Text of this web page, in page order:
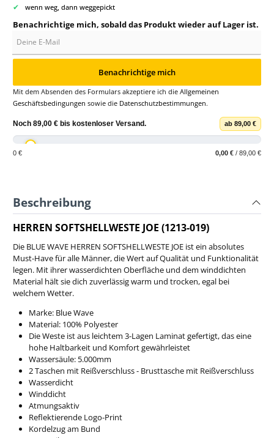
✔ wenn weg, dann weggepickt
Benachrichtige mich, sobald das Produkt wieder auf Lager ist.
Benachrichtige mich
Mit dem Absenden des Formulars akzeptiere ich die Allgemeinen
Geschäftsbedingungen sowie die Datenschutzbestimmungen.
Noch 89,00 € bis kostenloser Versand. ab 89,00 €
0 € 0,00 € / 89,00 €
Beschreibung
HERREN SOFTSHELLWESTE JOE (1213-019)
Die BLUE WAVE HERREN SOFTSHELLWESTE JOE ist ein absolutes
Must-Have für alle Männer, die Wert auf Qualität und Funktionalität
legen. Mit ihrer wasserdichten Oberfläche und dem winddichten
Material hält sie dich zuverlässig warm und trocken, egal bei
welchem Wetter.
Marke: Blue Wave
Material: 100% Polyester
Die Weste ist aus leichtem 3-Lagen Laminat gefertigt, das eine
hohe Haltbarkeit und Komfort gewährleistet
Wassersäule: 5.000mm
2 Taschen mit Reißverschluss - Brusttasche mit Reißverschluss
Wasserdicht
Winddicht
Atmungsaktiv
Reflektierende Logo-Print
Kordelzug am Bund